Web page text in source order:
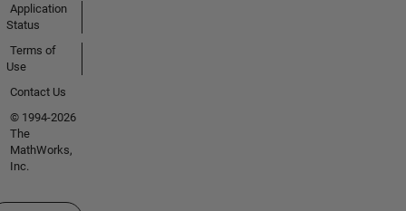
Application
Status
Terms of
Use
Contact Us
© 1994-2026
The
MathWorks,
Inc.